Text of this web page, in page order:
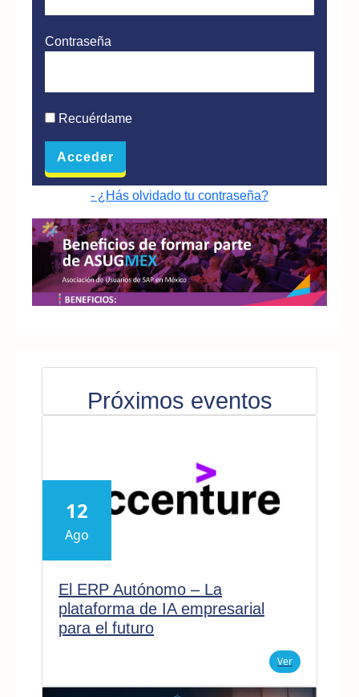
Contraseña
Recuérdame
- ¿Hás olvidado tu contraseña?
Próximos eventos
12
Ago
El ERP Autónomo – La
plataforma de IA empresarial
para el futuro
Ver